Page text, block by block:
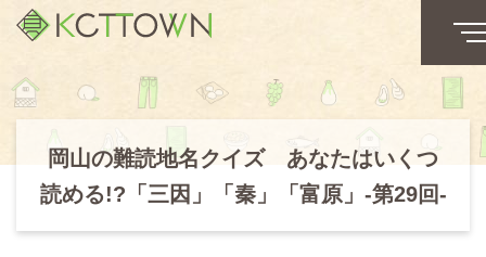
岡山の難読地名クイズ あなたはいくつ
読める!?「三因」「秦」「富原」-第29回-